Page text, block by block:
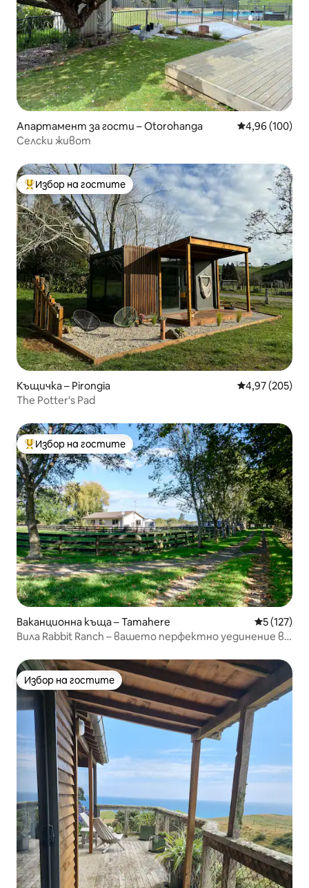
Апартамент за гости – Otorohanga Средна
4,96 (100)
Селски живот
Най-популярен избор на гостите
Избор на гостите
Къщичка – Pirongia Средна
4,97 (205)
The Potter's Pad
Най-популярен избор на гостите
Избор на гостите
Ваканционна къща – Tamahere Средна
5 (127)
Вила Rabbit Ranch – вашето перфектно уединение в
Избор на гостите
Избор на гостите